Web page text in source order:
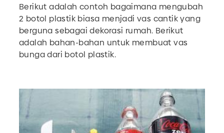
Berikut adalah contoh bagaimana mengubah
2 botol plastik biasa menjadi vas cantik yang
berguna sebagai dekorasi rumah. Berikut
adalah bahan-bahan untuk membuat vas
bunga dari botol plastik.